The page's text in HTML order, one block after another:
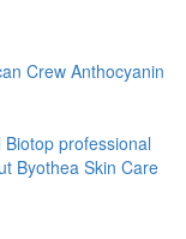
CrewAnthocyanin
Biotop professional
Byothea Skin Care